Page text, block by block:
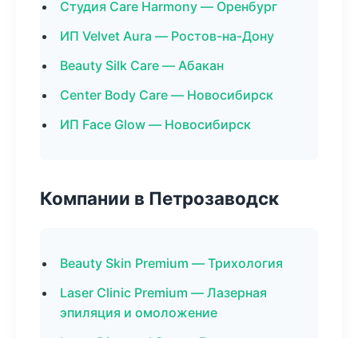
Студия Care Harmony — Оренбург
ИП Velvet Aura — Ростов-на-Дону
Beauty Silk Care — Абакан
Center Body Care — Новосибирск
ИП Face Glow — Новосибирск
Компании в Петрозаводск
Beauty Skin Premium — Трихология
Laser Clinic Premium — Лазерная
эпиляция и омоложение